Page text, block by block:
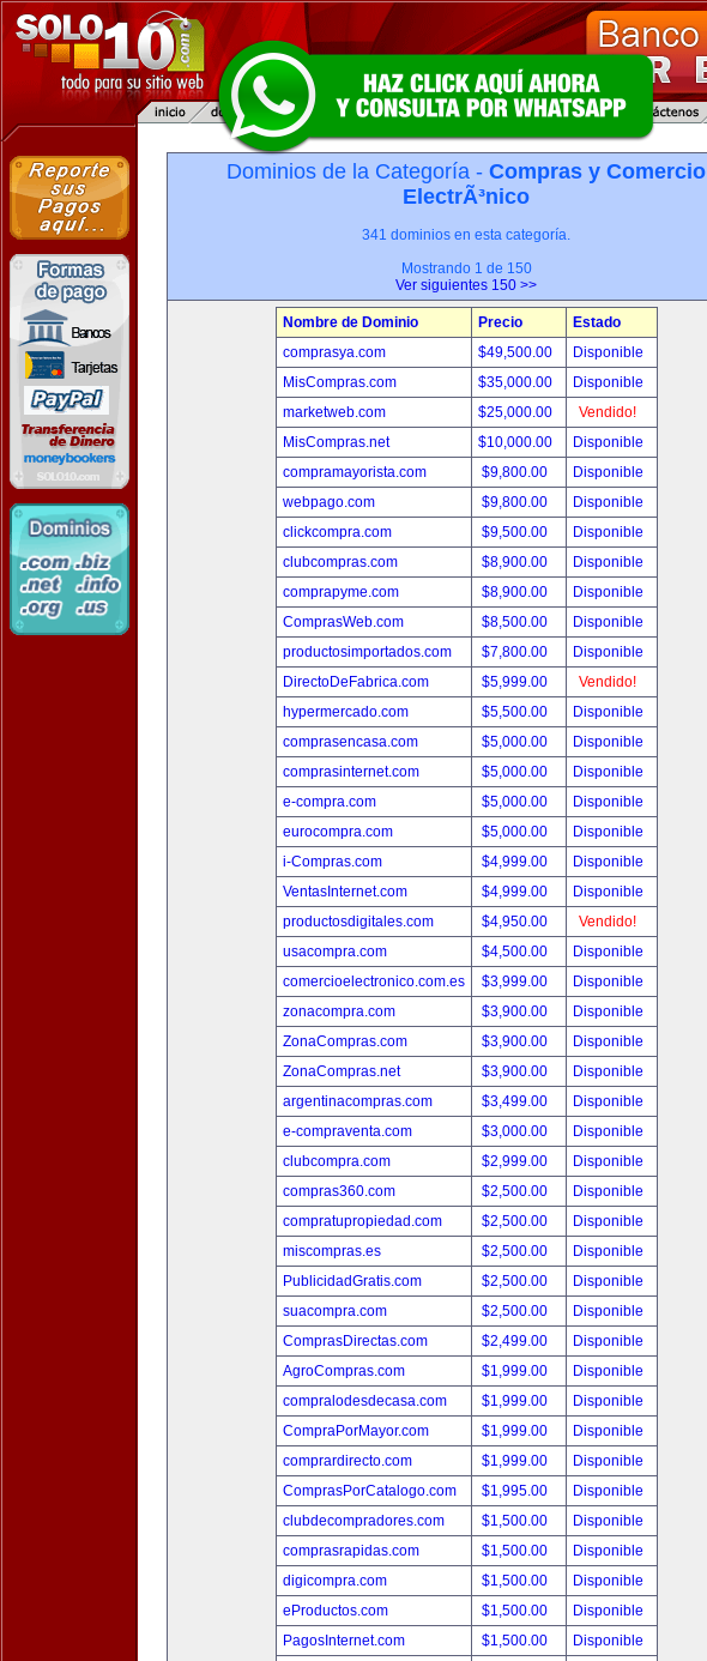
Dominios de la Categoría - Compras y Comercio
ElectrÃ³nico
341 dominios en esta categoría.
Mostrando 1 de 150
Ver siguientes 150 >>
Nombre de Dominio Precio
Estado
comprasya.com
$49,500.00
Disponible
MisCompras.com
$35,000.00
Disponible
marketweb.com
$25,000.00
Vendido!
MisCompras.net
$10,000.00
Disponible
compramayorista.com
$9,800.00
Disponible
webpago.com
$9,800.00
Disponible
clickcompra.com
$9,500.00
Disponible
clubcompras.com
$8,900.00
Disponible
comprapyme.com
$8,900.00
Disponible
ComprasWeb.com
$8,500.00
Disponible
productosimportados.com
$7,800.00
Disponible
DirectoDeFabrica.com
$5,999.00
Vendido!
hypermercado.com
$5,500.00
Disponible
comprasencasa.com
$5,000.00
Disponible
comprasinternet.com
$5,000.00
Disponible
e-compra.com
$5,000.00
Disponible
eurocompra.com
$5,000.00
Disponible
i-Compras.com
$4,999.00
Disponible
VentasInternet.com
$4,999.00
Disponible
productosdigitales.com
$4,950.00
Vendido!
usacompra.com
$4,500.00
Disponible
comercioelectronico.com.es
$3,999.00
Disponible
zonacompra.com
$3,900.00
Disponible
ZonaCompras.com
$3,900.00
Disponible
ZonaCompras.net
$3,900.00
Disponible
argentinacompras.com
$3,499.00
Disponible
e-compraventa.com
$3,000.00
Disponible
clubcompra.com
$2,999.00
Disponible
compras360.com
$2,500.00
Disponible
compratupropiedad.com
$2,500.00
Disponible
miscompras.es
$2,500.00
Disponible
PublicidadGratis.com
$2,500.00
Disponible
suacompra.com
$2,500.00
Disponible
ComprasDirectas.com
$2,499.00
Disponible
AgroCompras.com
$1,999.00
Disponible
compralodesdecasa.com
$1,999.00
Disponible
CompraPorMayor.com
$1,999.00
Disponible
comprardirecto.com
$1,999.00
Disponible
ComprasPorCatalogo.com
$1,995.00
Disponible
clubdecompradores.com
$1,500.00
Disponible
comprasrapidas.com
$1,500.00
Disponible
digicompra.com
$1,500.00
Disponible
eProductos.com
$1,500.00
Disponible
PagosInternet.com
$1,500.00
Disponible